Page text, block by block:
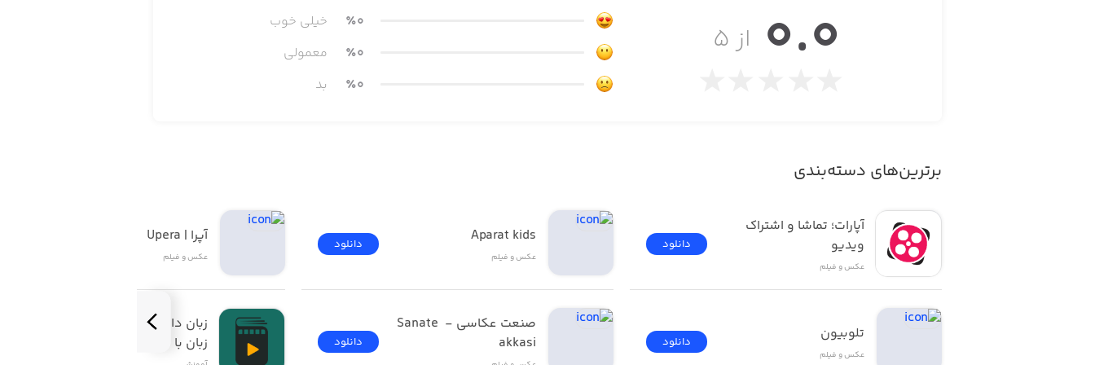
Here’s how it works.
It’s beyond easy.
از ۵ 0.0 ٪0
خیلی خوب
٪0
معمولی
٪0 بد
برترین‌های دسته‌بندی
ویدیو
عکس و فیلم
دانلود
تلوبیون
عکس و فیلم
دانلود
Aparat kids
عکس و فیلم
دانلود
صنعت عکاسی - Sanate
akkasi
دانلود
آپرا | Upera
عکس و فیلم
زبان با فیلم